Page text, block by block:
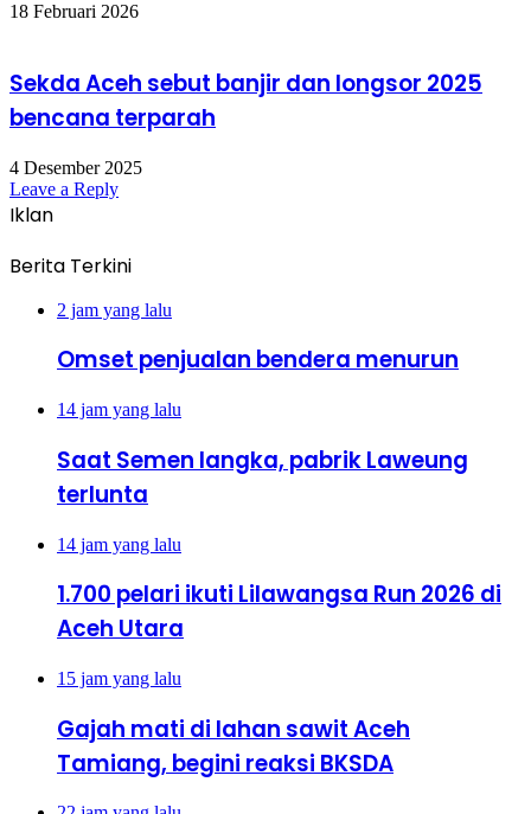
18 Februari 2026
Sekda Aceh sebut banjir dan longsor 2025
bencana terparah
4 Desember 2025
Leave a Reply
Iklan
Berita Terkini
2 jam yang lalu
Omset penjualan bendera menurun
14 jam yang lalu
Saat Semen langka, pabrik Laweung
terlunta
14 jam yang lalu
1.700 pelari ikuti Lilawangsa Run 2026 di
Aceh Utara
15 jam yang lalu
Gajah mati di lahan sawit Aceh
Tamiang, begini reaksi BKSDA